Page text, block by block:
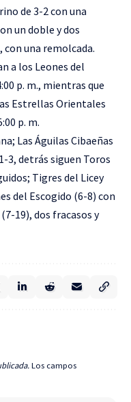
de 3-2 con una
un doble y dos
con una remolcada.
a los Leones del
p. m., mientras que
Estrellas Orientales
p. m.
Las Águilas Cibaeñas
3, detrás siguen Toros
Tigres del Licey
del Escogido (6-8) con
19), dos fracasos y
Los campos